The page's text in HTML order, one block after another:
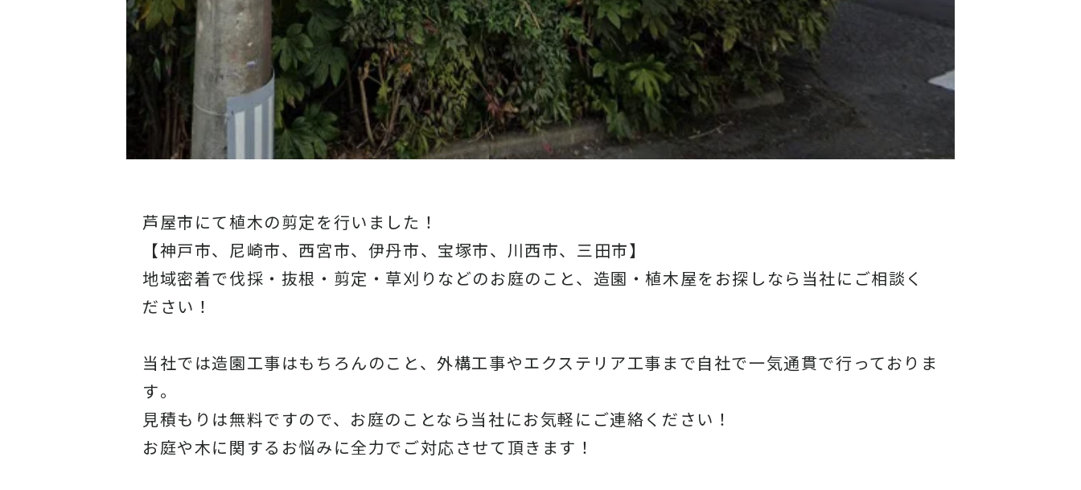
芦屋市にて植木の剪定を行いました！
【神戸市、尼崎市、西宮市、伊丹市、宝塚市、川西市、三田市】
地域密着で伐採・抜根・剪定・草刈りなどのお庭のこと、造園・植木屋をお探しなら当社にご相談く
ださい！
当社では造園工事はもちろんのこと、外構工事やエクステリア工事まで自社で一気通貫で行っておりま
す。
見積もりは無料ですので、 お庭のことなら当社にお気軽にご連絡ください！
お庭や木に関するお悩みに全力でご対応させて頂きます！